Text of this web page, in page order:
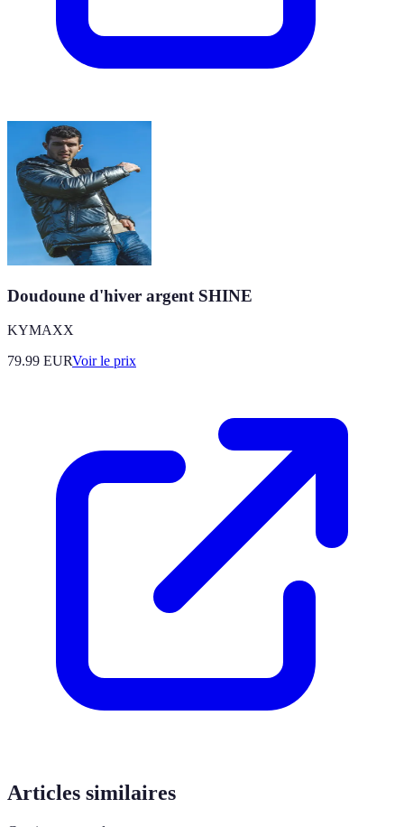
Doudoune d'hiver argent SHINE
KYMAXX
79.99 EURVoir le prix
Articles similaires